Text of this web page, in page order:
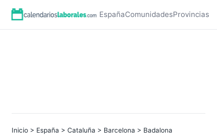
EspañaComunidadesProvincias
Inicio > España > Cataluña > Barcelona > Badalona